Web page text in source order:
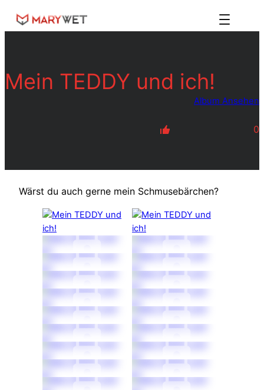
Inhalt
Mein TEDDY und ich!
Album Ansehen
0
Wärst du auch gerne mein Schmusebärchen?